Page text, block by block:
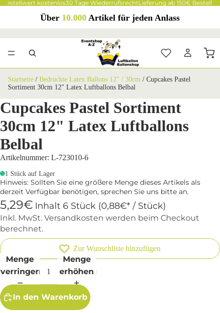
kostenlos30 Tage WiederrufsrechtLieferung ab 150€
Über 10.000 Artikel für jeden Anlass
Startseite / Bedruckte Latex Ballons 12" / 30cm / Cupcakes Pastel
Sortiment 30cm 12" Latex Luftballons Belbal
Cupcakes Pastel Sortiment
30cm 12" Latex Luftballons
Belbal
Artikelnummer: L-723010-6
1 Stück auf Lager
Hinweis: Sollten Sie eine größere Menge dieses Artikels als
derzeit Verfügbar benötigen, sprechen Sie uns bitte an.
5,29€ Inhalt 6 Stück (0,88€* / Stück)
Inkl. MwSt. Versandkosten werden beim Checkout
berechnet.
Zur Wunschliste hinzufügen
Menge
verringern
Menge
erhöhen
In den Warenkorb